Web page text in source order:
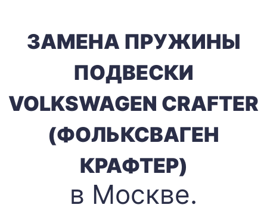
ЗАМЕНА ПРУЖИНЫ
ПОДВЕСКИ
VOLKSWAGEN CRAFTER
(ФОЛЬКСВАГЕН
КРАФТЕР)
в Москве.